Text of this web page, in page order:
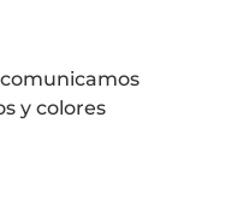
y colores